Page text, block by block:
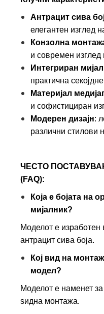
Антрацит сива
елегантен изглед
Конзолна
и современ изглед
Интегриран
практична
Материјал
и софистициран
Модерен дизајн:
различни стилови
ЧЕСТО
(FAQ):
Која е бојата на
мијалник?
Моделот е изработен
антрацит сива боја.
Кој вид на
модел?
Моделот е наменет
ѕидна монтажа.